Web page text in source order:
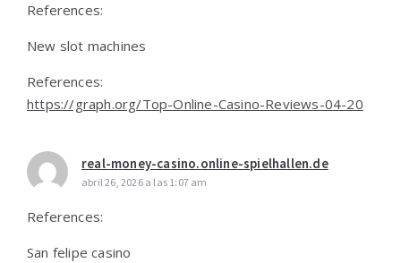
References:
New slot machines
References:
https://graph.org/Top-Online-Casino-Reviews-04-20
real-money-casino.online-spielhallen.de
abril 26, 2026 a las 1:07 am
References:
San felipe casino